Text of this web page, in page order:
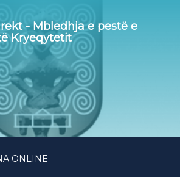
- Mbledhja e pestë e
Kryeqytetit
ONLINE